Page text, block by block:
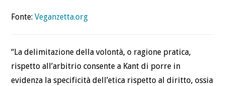
CHI
CONTATTI
Fonte:Veganzetta.org
“La delimitazione della volontà, o ragione pratica,
rispetto all’arbitrio consente a Kant di porre in
evidenza la specificità dell’etica rispetto al diritto, ossia